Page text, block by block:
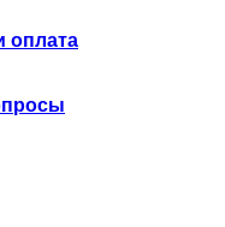
оплата